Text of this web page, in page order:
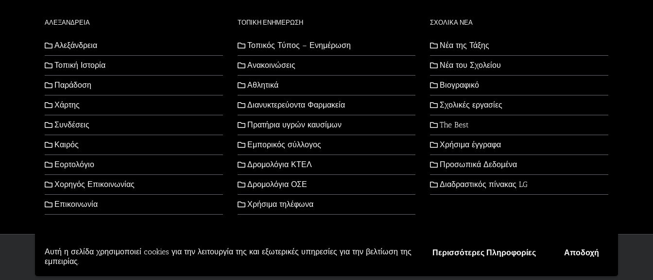
Αυτή η σελίδα χρησιμοποιεί cookies για την λειτουργία της και εξωτερικές υπηρεσίες για την βελτίωση της
εμπειρίας.
Περισσότερες Πληροφορίες Αποδοχή
ΑΛΕΞΑΝΔΡΕΙΑ
Αλεξάνδρεια
Τοπική Ιστορία
Παράδοση
Χάρτης
Συνδέσεις
Καιρός
Εορτολόγιο
Χορηγός Επικοινωνίας
Επικοινωνία
ΤΟΠΙΚΗ ΕΝΗΜΕΡΩΣΗ
Τοπικός Τύπος – Ενημέρωση
Ανακοινώσεις
Αθλητικά
Διανυκτερεύοντα Φαρμακεία
Πρατήρια υγρών καυσίμων
Εμπορικός σύλλογος
Δρομολόγια ΚΤΕΛ
Δρομολόγια ΟΣΕ
Χρήσιμα τηλέφωνα
ΣΧΟΛΙΚΑ ΝΕΑ
Νέα της Τάξης
Νέα του Σχολείου
Βιογραφικό
Σχολικές εργασίες
The Best
Χρήσιμα έγγραφα
Προσωπικά Δεδομένα
Διαδραστικός πίνακας LG
Copyright © 2006-2026 - All Rights Reserved